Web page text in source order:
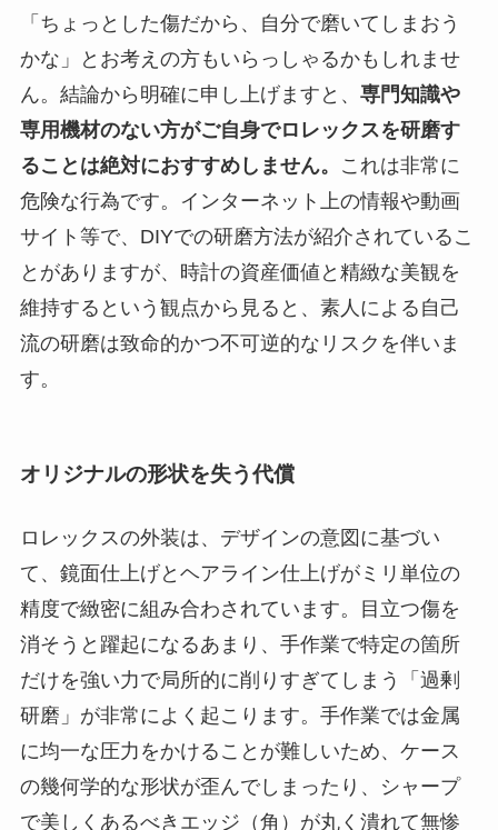
「ちょっとした傷だから、自分で磨いてしまおう
かな」とお考えの方もいらっしゃるかもしれませ
ん。結論から明確に申し上げますと、 専門知識や
専用機材のない方がご自身でロレックスを研磨す
ることは絶対におすすめしません。
これは非常に
危険な行為です。インターネット上の情報や動画
サイト等で、DIYでの研磨方法が紹介されているこ
とがありますが、時計の資産価値と精緻な美観を
維持するという観点から見ると、素人による自己
流の研磨は致命的かつ不可逆的なリスクを伴いま
す。
オリジナルの形状を失う代償
ロレックスの外装は、デザインの意図に基づい
て、鏡面仕上げとヘアライン仕上げがミリ単位の
精度で緻密に組み合わされています。目立つ傷を
消そうと躍起になるあまり、手作業で特定の箇所
だけを強い力で局所的に削りすぎてしまう「過剰
研磨」が非常によく起こります。手作業では金属
に均一な圧力をかけることが難しいため、ケース
の幾何学的な形状が歪んでしまったり、シャープ
で美しくあるべきエッジ（角）が丸く潰れて無惨